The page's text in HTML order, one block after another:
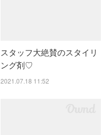
スタッフ大絶賛のスタイリ
ング剤♡
2021.07.18 11:52